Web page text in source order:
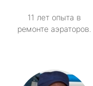
11 лет опыта в
ремонте аэраторов.